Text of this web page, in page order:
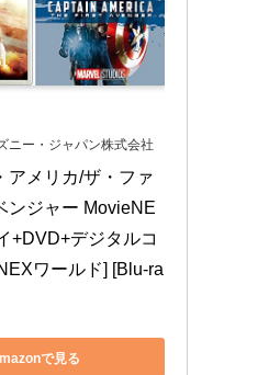
ニー・ジャパン株式会社
アメリカ/ザ・ファ
ンジャー MovieNE
+DVD+デジタルコ
ワールド] [Blu-ra
で見る